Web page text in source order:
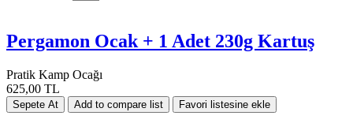
Pergamon Ocak + 1 Adet 230g Kartuş
Pratik Kamp Ocağı
625,00 TL